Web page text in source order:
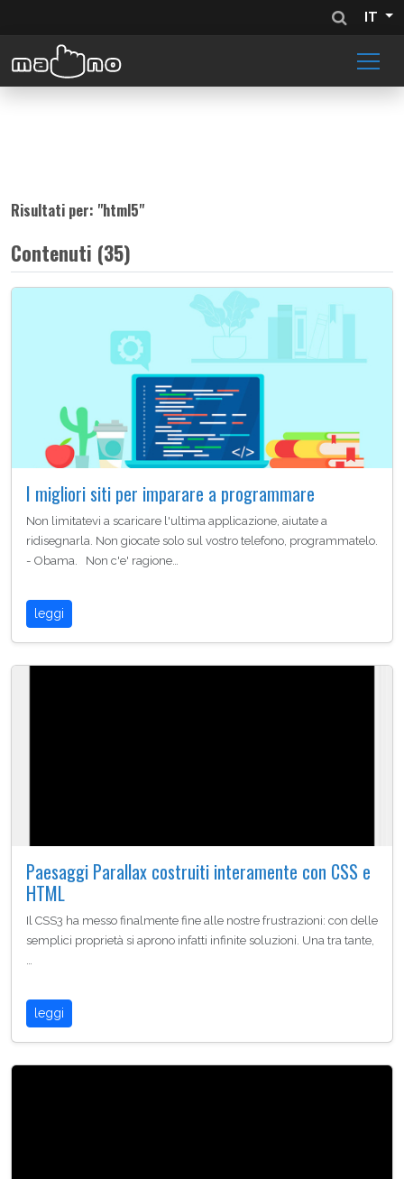
IT
Risultati per: "html5"
Contenuti (35)
I migliori siti per imparare a programmare
Non limitatevi a scaricare l'ultima applicazione, aiutate a
ridisegnarla. Non giocate solo sul vostro telefono, programmatelo.
- Obama. Non c'e' ragione…
leggi
Paesaggi Parallax costruiti interamente con CSS e
HTML
Il CSS3 ha messo finalmente fine alle nostre frustrazioni: con delle
semplici proprietà si aprono infatti infinite soluzioni. Una tra tante,
leggi